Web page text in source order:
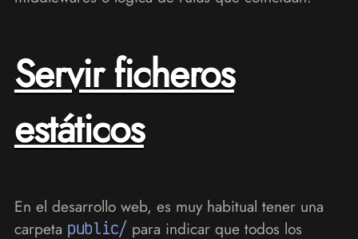
Servir ficheros
estáticos
En el desarrollo web, es muy habitual tener una
carpeta public/ para indicar que todos los